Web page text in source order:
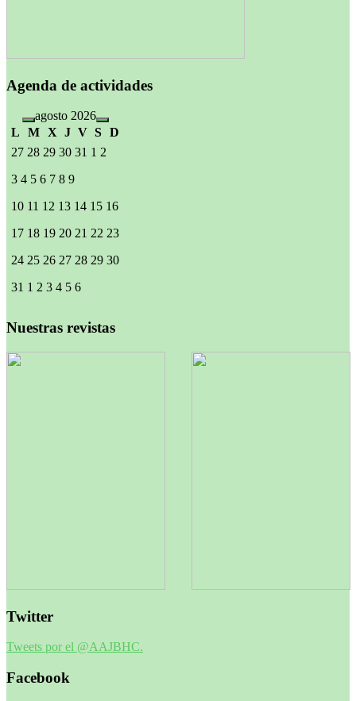
Agenda de actividades
agosto 2026
L
M X J V S D
27 28 29 30 31 1 2
3 4 5 6 7 8 9
10 11 12 13 14 15 16
17 18 19 20 21 22 23
24 25 26 27 28 29 30
31 1 2 3 4 5 6
Nuestras revistas
Twitter
Tweets por el @AAJBHC.
Facebook